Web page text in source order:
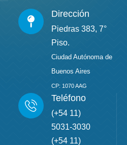
Dirección
Piedras 383, 7°
Piso.
Ciudad Autónoma de
Buenos Aires
CP: 1070 AAG
Teléfono
(+54 11)
5031-3030
(+54 11)